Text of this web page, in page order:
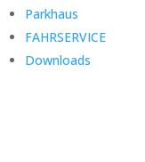
Parkhaus
FAHRSERVICE
Downloads